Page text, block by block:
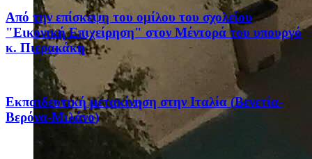
Από την επίσκεψη του ομίλου του σχολείου
"Εικονική Επιχείρηση" στον Μέντορά του υπουργό
κ. Πιερακάκη
Eκπαιδευτική μετακίνηση στην Ιταλία (Βενετία-
Βερόνα-Μιλάνο)